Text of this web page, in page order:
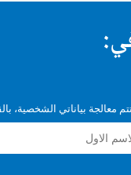
معالجة بياناتي الشخصية،